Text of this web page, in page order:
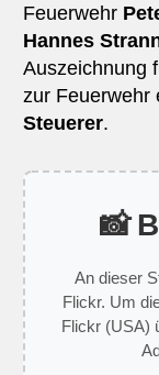
Feuerwehr
Hannes
Auszeichnung
zur Feuerwehr
Steuerer.
📸
An dieser
Flickr. Um
Flickr (USA)